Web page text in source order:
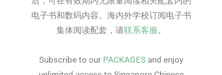
电子书和数码内容。海内外学校订阅电子书
集体阅读配套，请联系客服。
Subscribe to our PACKAGESand enjoy